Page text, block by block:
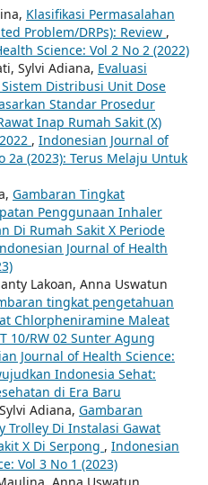
Klasifikasi Permasalahan
Problem/DRPs): Review ,
Science: Vol 2 No 2 (2022)
Sylvi Adiana, Evaluasi
Distribusi Unit Dose
Standar Prosedur
Inap Rumah Sakit (X)
, Indonesian Journal of
2a (2023): Terus Melaju Untuk
Gambaran Tingkat
Penggunaan Inhaler
Di Rumah Sakit X Periode
Journal of Health
Lakoan, Anna Uswatun
tingkat pengetahuan
Chlorpheniramine Maleat
10/RW 02 Sunter Agung
Journal of Health Science:
Indonesia Sehat:
di Era Baru
Adiana, Gambaran
Trolley Di Instalasi Gawat
X Di Serpong , Indonesian
Vol 3 No 1 (2023)